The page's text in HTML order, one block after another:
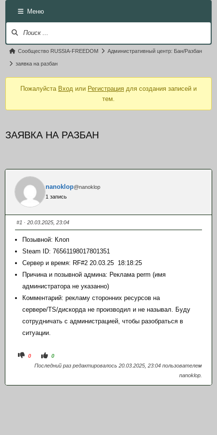
Меню
Форум breadcrumbs - Вы здесь:
Сообщество RUSSIA-FREEDOM Административный центр: Бан/Разбан
заявка на разбан
Пожалуйста Вход или Регистрация для создания записей и
тем.
ЗАЯВКА НА РАЗБАН
nanoklop@nanoklop
1 запись
#1 · 20.03.2025, 23:04
Позывной: Клоп
Steam ID: 76561198017801351
Сервер и время: RF#2 20.03.25 18:18:25
Причина и позывной админа: Реклама perm (имя
администратора не указанно)
Комментарий: рекламу сторонних ресурсов на
сервере/TS/дискорда не производил и не называл. Буду
сотрудничать с администрацией, чтобы разобраться в
ситуации.
Голосуйте - палец вниз.
0 Голосуйте - палец вверх.
0
Последний раз редактировалось 20.03.2025, 23:04 пользователем
nanoklop.